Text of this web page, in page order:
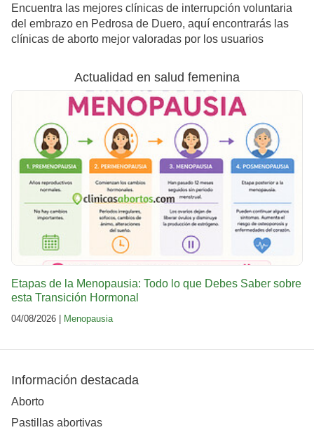
Encuentra las mejores clínicas de interrupción voluntaria
del embrazo en Pedrosa de Duero, aquí encontrarás las
clínicas de aborto mejor valoradas por los usuarios
Actualidad en salud femenina
Etapas de la Menopausia: Todo lo que Debes Saber sobre
esta Transición Hormonal
04/08/2026 | Menopausia
Información destacada
Aborto
Pastillas abortivas